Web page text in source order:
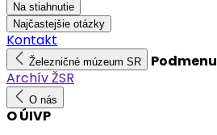
Na stiahnutie
Najčastejšie otázky
Kontakt
Železničné múzeum SR
Podmenu
Archív ŽSR
O nás
O ÚIVP